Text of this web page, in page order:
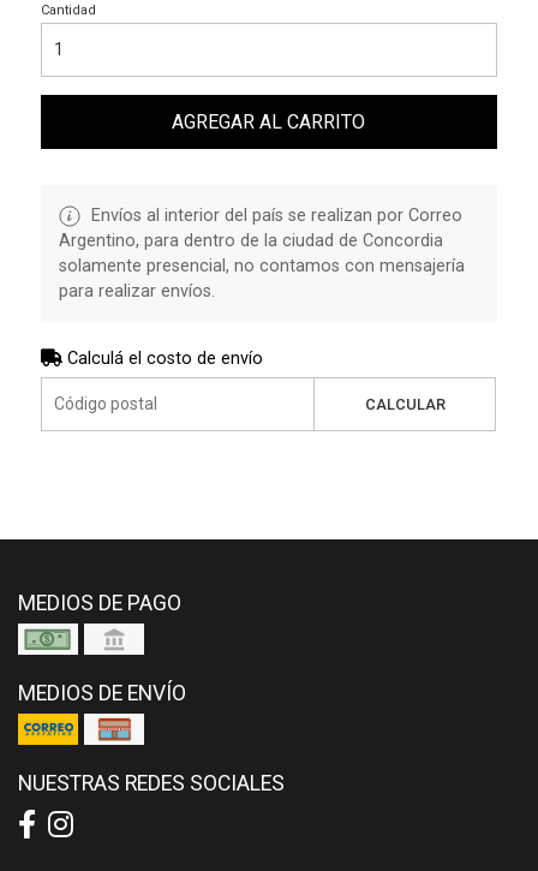
Cantidad
AGREGAR AL CARRITO
Envíos al interior del país se realizan por Correo
Argentino, para dentro de la ciudad de Concordia
solamente presencial, no contamos con mensajería
para realizar envíos.
Calculá el costo de envío
CALCULAR
MEDIOS DE PAGO
MEDIOS DE ENVÍO
NUESTRAS REDES SOCIALES